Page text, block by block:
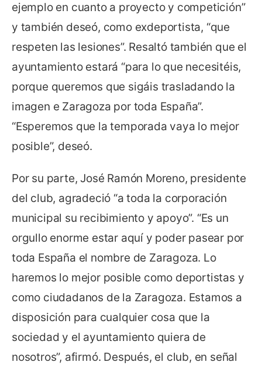
ejemplo en cuanto a proyecto y competición”
y también deseó, como exdeportista, “que
respeten las lesiones”. Resaltó también que el
ayuntamiento estará “para lo que necesitéis,
porque queremos que sigáis trasladando la
imagen e Zaragoza por toda España”.
“Esperemos que la temporada vaya lo mejor
posible”, deseó.
Por su parte, José Ramón Moreno, presidente
del club, agradeció “a toda la corporación
municipal su recibimiento y apoyo”. “Es un
orgullo enorme estar aquí y poder pasear por
toda España el nombre de Zaragoza. Lo
haremos lo mejor posible como deportistas y
como ciudadanos de la Zaragoza. Estamos a
disposición para cualquier cosa que la
sociedad y el ayuntamiento quiera de
nosotros”, afirmó. Después, el club, en señal